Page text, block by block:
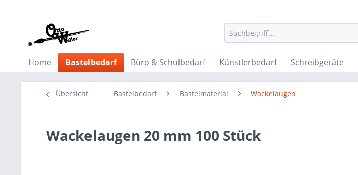
Home Bastelbedarf Büro & Schulbedarf Künstlerbedarf Schreibgeräte
Übersicht Bastelbedarf Bastelmaterial Wackelaugen
Wackelaugen 20 mm 100 Stück